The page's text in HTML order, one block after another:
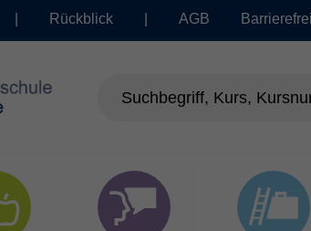
Rückblick AGB